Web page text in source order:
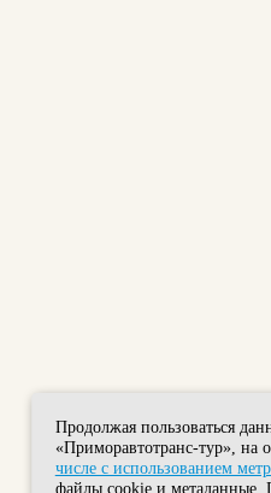
Продолжая пользоваться
«Приморавтотранс-тур», на
числе с использованием
файлы cookie и метаданные.